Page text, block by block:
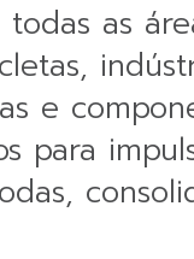
as
e
para